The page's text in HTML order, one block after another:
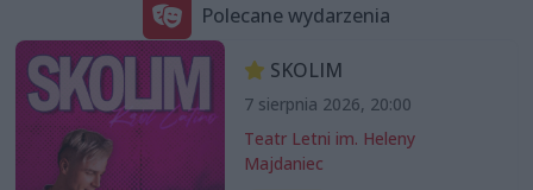
Polecane wydarzenia
SKOLIM
7 sierpnia 2026, 20:00
Teatr Letni im. Heleny
Majdaniec